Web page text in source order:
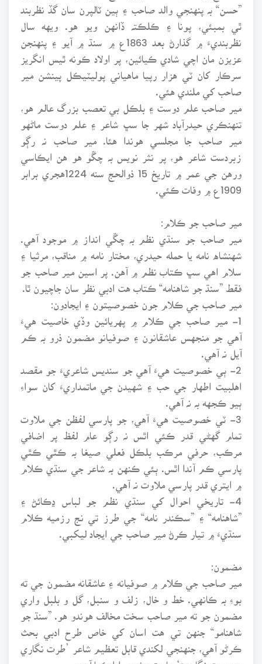
”حسن“ بہ پنهنجي والد صاحب ۽ ٻين ٽالپرن سان گڏ نظربند
ٿي بمبئي، پونا ۽ ڪلڪتہ ڏانهن ويو هو. ويهه سال
نظربنديءَ ۾ گذارڻ بعد 1863ع ۾ سنڌ ۾ آيو ۽ پنهنجن
عزيزن مان اچي شادي ڪيائين، پر اولاد ڪونه ٿيس انگريز
سرڪار کان ٽي هزار رپيا ماهياني پوليٽيڪل پينشن مير
صاحب کي ملندي هئي.
مير صاحب علم دوست ۽ بلڪل بي تعصب بزرگ عالم هو،
تنهنڪري حيدرآباد شهر جا سڀ شاعر ۽ علم دوست ماڻهو
مير صاحب جا مجلسي هوندا هئا. مير صاحب نہ رڳو
زبردست شاعر هو، پر نثر نويس بہ چڱو هو هن ايڪاسي
ورهن جي عمر ۾ تاريخ 15 ذوالحج سنه 1224هجري برابر
1909ع ۾ وفات ڪئي.
مير صاحب جو ڪلام:
مير صاحب جو سنڌي نظم بہ چڱي انداز ۾ موجود آهي.
شهنشاه نامه يا حمله حيدري، مختار نامه ۾ مناقب، مرثيا ۽
سلام اهي سڀ ڪتاب نظم ۾ آهن. پر اسين مير صاحب جو
فقط ”سنڌ جو شاهنامه“ ڪتاب هت ادبي نظر سان جاچيون ٿا.
مير صاحب جي ڪلام جون خصوصيتون ۽ ايجادون:
1- مير صاحب جي ڪلام ۾ پهريائين وڏي خاصيت هيءَ
آهي جو منجهس عاشقانون ۽ صوفيانو مضمون ذرو بہ ڪم
آيل نہ آهي.
2- ٻي خصوصيت هيءَ آهي جو سنديس شاعريءَ جو مقصد
اهلبيت اطهار جي حب ۽ شهيدن جي ماتمداريءَ کان سواءِ
ٻيو ڪجهه بہ نہ آهي.
3- ٽي خصوصيت هيءَ آهي، جو پارسي لفظن جي ملاوت
تمام گهڻي قدر ڪئي اٿس نہ رڳو عام لفظ پر اضافي
مرڪب، حرفي مرڪب بلڪل فعلي صيغا بہ ڪٿي ڪٿي
پارسي ڪم آندا اٿس. ٻئي ڪنهن بہ شاعر جي سنڌي ڪلام
۾ ايتري قدر پارسي ملاوت نہ آهي.
4- تاريخي احوال کي سنڌي نظم جو لباس ڍڪائڻ ۽
”شاهنامه“ ۽ ”سڪندر نامه“ جي طرز تي نج رزميه ڪلام
سنڌيءَ ۾ تيار ڪرڻ مير صاحب جي ايجاد ليکبي.
مير صاحب جي ڪلام ۾ صوفيانه ۽ عاشقانه مضمون جي ته
بوءِ بہ ڪانهي. خط و خال، زلف و سنبل، گل و بلبل واري
مضمون جو ته مير صاحب سخت مخالف هوندو هو. ”سنڌ جو
شاهنامو“ جنهن تي هت اسان کي خاص طرح ادبي بحث
ڪرڻو آهي، جنهنجي لکندي قابل تعظيم شاعر ’طرت نگاري
۽ سيرت نگاريءَ‘ جا حق بخوبي ادا ڪيا آهن.